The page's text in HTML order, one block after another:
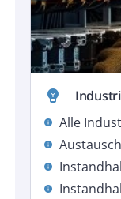
emoji_objects
info Alle
info
info
info